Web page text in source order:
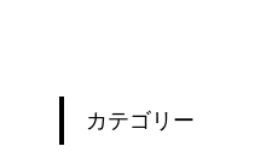
カテゴリー